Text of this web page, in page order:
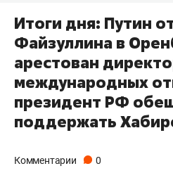
Итоги дня: Путин
Файзуллина в
арестован
международных
президент РФ
поддержать
Комментарии 0